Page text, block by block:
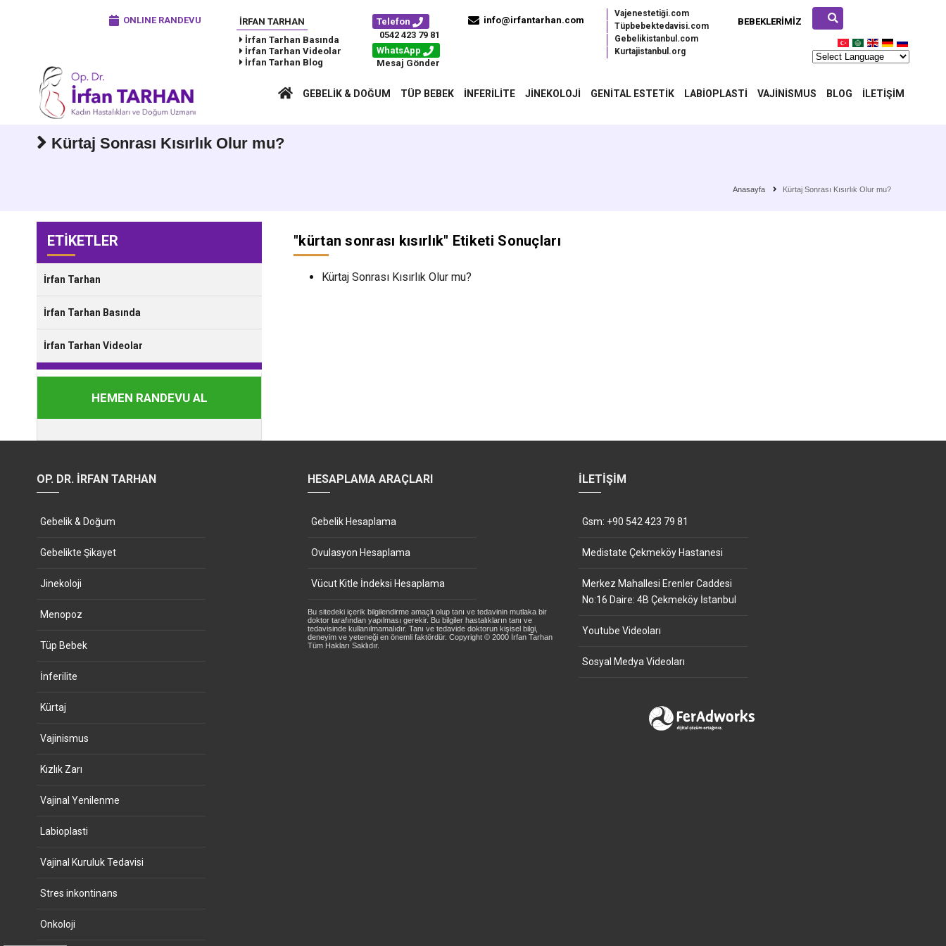
ONLINE RANDEVU
İRFAN TARHAN
İrfan Tarhan Basında
İrfan Tarhan Videolar
İrfan Tarhan Blog
BEBEKLERIMIZ
Vajenestetiği.com
Tüpbebektedavisi.com
Gebelikistanbul.com
Kurtajistanbul.org
Telefon
0542 423 79 81
WhatsApp
Mesaj Gönder
info@irfantarhan.com
GEBELIK & DOĞUM TÜP BEBEK İNFERILITE JINEKOLOJI GENITAL ESTETIK LABIOPLASTI VAJINISMUS BLOG İLETIŞIM
Kürtaj Sonrası Kısırlık Olur mu?
Anasayfa Kürtaj Sonrası Kısırlık Olur mu?
ETİKETLER
İrfan Tarhan
İrfan Tarhan Basında
İrfan Tarhan Videolar
HEMEN RANDEVU AL
"kürtan sonrası kısırlık" Etiketi Sonuçları
Kürtaj Sonrası Kısırlık Olur mu?
OP. DR. İRFAN TARHAN
Gebelik & Doğum
Gebelikte Şikayet
Jinekoloji
Menopoz
Tüp Bebek
İnferilite
Kürtaj
Vajinismus
Kızlık Zarı
Vajinal Yenilenme
Labioplasti
Vajinal Kuruluk Tedavisi
Stres inkontinans
Onkoloji
HESAPLAMA ARAÇLARI
Gebelik Hesaplama
Ovulasyon Hesaplama
Vücut Kitle İndeksi Hesaplama
Bu sitedeki içerik bilgilendirme amaçlı olup tanı ve tedavinin mutlaka bir
doktor tarafından yapılması gerekir. Bu bilgiler hastalıkların tanı ve
tedavisinde kullanılmamalıdır. Tanı ve tedavide doktorun kişisel bilgi,
deneyim ve yeteneği en önemli faktördür. Copyright © 2000 İrfan Tarhan
Tüm Hakları Saklıdır.
İLETIŞIM
Gsm: +90 542 423 79 81
Medistate Çekmeköy Hastanesi
Merkez Mahallesi Erenler Caddesi
No:16 Daire: 4B Çekmeköy İstanbul
Youtube Videoları
Sosyal Medya Videoları